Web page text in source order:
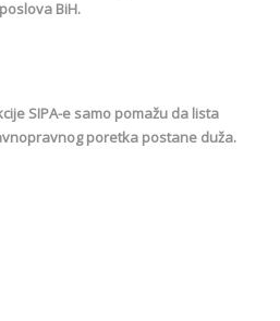
BiH.
SIPA-e samo pomažu da lista
poretka postane duža.